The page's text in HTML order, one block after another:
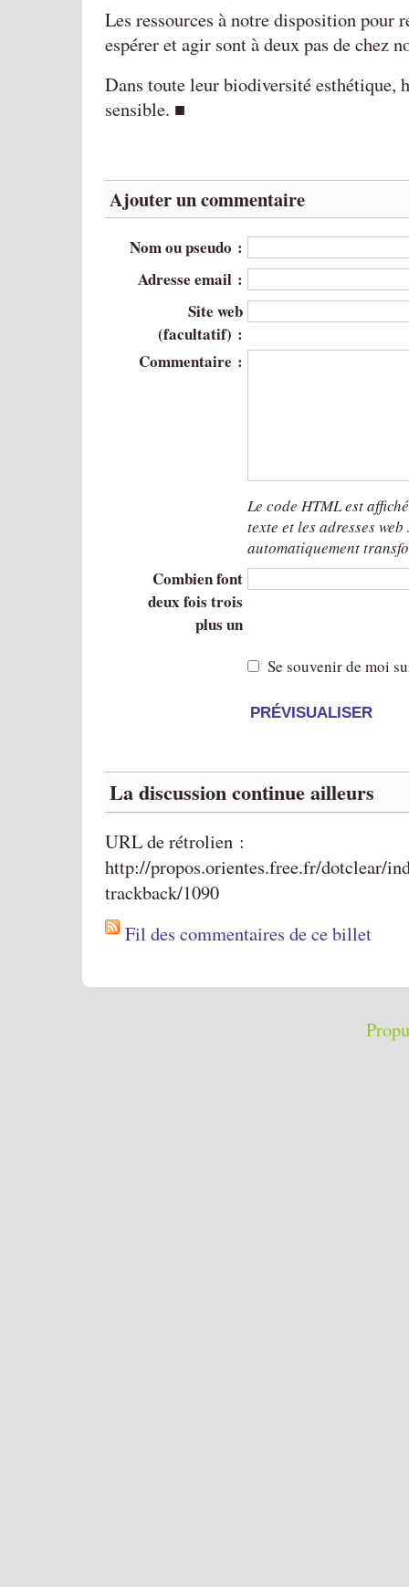
Les ressources à notre disposition pour
espérer et agir sont à deux pas de chez
Dans toute leur biodiversité esthétique,
sensible. ■
Ajouter un commentaire
Nom ou pseudo :
Adresse email :
Site web
(facultatif) :
Commentaire :
Le code HTML est
texte et les adresses web
automatiquement
Combien font
deux fois trois
plus un
Se souvenir de moi
La discussion continue ailleurs
URL de rétrolien :
http://propos.orientes.free.fr/dotclear/
trackback/1090
Fil des commentaires de ce billet